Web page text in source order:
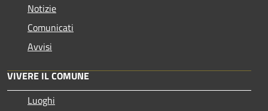
Notizie
Comunicati
Avvisi
VIVERE IL COMUNE
Luoghi